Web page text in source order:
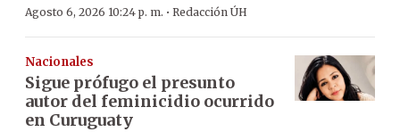
Agosto 6, 2026 10:24 p. m. · Redacción ÚH
Nacionales
Sigue prófugo el presunto
autor del feminicidio ocurrido
en Curuguaty